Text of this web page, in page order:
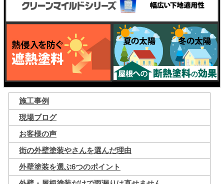
施工事例
現場ブログ
お客様の声
街の外壁塗装やさんを選んだ理由
外壁塗装を選ぶ6つのポイント